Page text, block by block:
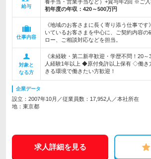
給与
養手当・営業手当など）+賞与年2回 ※ご入
初年度の年収： 420～500万円
仕事内容
《地域のお客さまに長く寄り添う仕事で
いているお客さまを中心に、ご契約内容の
ロー、ご相談対応などを担当。
対象と
なる方
《未経験・第二新卒歓迎・学歴不問！20
人経験1年以上 ◆原付免許以上保有 ◇働き
きる環境で働きたい方歓迎！
企業データ
設立：2007年10月／従業員数：17,952人／本社所在
地：東京都
求人詳細を見る